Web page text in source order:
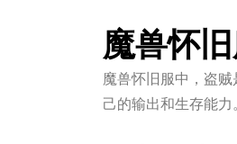
魔兽怀
魔兽怀旧服中，盗
己的输出和生存能力